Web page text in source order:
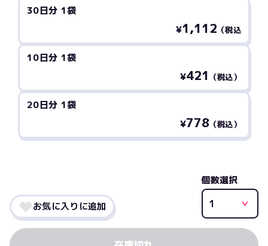
30日分 1袋
¥1,112 （税込
10日分 1袋
¥421 （税込）
20日分 1袋
¥778（税込）
個数選択
お気に入りに追加